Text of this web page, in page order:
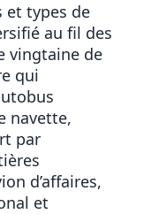
et types de
au fil des
vingtaine de
qui
navette,
par
d’affaires,
et